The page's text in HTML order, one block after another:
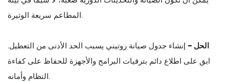
المطاعم سريعة الوتيرة.
الحل - إنشاء جدول صيانة روتيني يسبب الحد الأدنى من التعطيل.
ابق على اطلاع دائم بترقيات البرامج والأجهزة للحفاظ على كفاءة
النظام وأمانه.